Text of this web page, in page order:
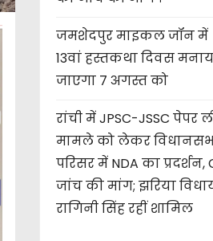
जमशेदपुर माइकल जॉन में
13वां हस्तकथा दिवस
जाएगा 7 अगस्त को
रांची में JPSC-JSSC पेपर
मामले को लेकर
परिसर में NDA का प्रदर्शन,
जांच की मांग; झरिया
रागिनी सिंह रहीं शामिल